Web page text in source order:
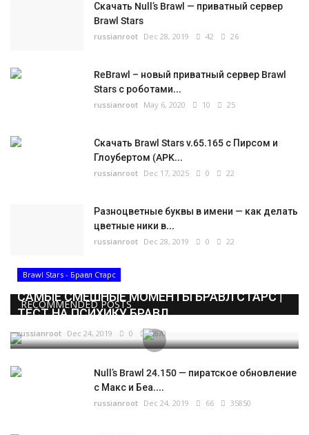
Скачать Null’s Brawl — приватный сервер
Brawl Stars
russianroot Dec 28, 2019 42 26
ReBrawl – новый приватный сервер Brawl
Stars с роботами...
russianroot May 6, 2020 10 25
Скачать Brawl Stars v.65.165 с Пирсом и
Глоубертом (APK...
russianroot Dec 17, 2025 0 22
Разноцветные буквы в имени — как делать
цветные ники в...
russianroot Dec 28, 2019 0 22
RECOMMENDED POSTS
Brawl Stars - Бравл Старс
САМЫЕ СМЕШНЫЕ МОМЕНТЫ БРАВЛ СТАРС |
ТЕСТ НА ПСИХИКУ БРАВЛ...
russianroot Dec 24, 2019 0 5670
Null’s Brawl 24.150 — пиратское обновление
с Макс и Беа....
russianroot Dec 24, 2019 66 35850